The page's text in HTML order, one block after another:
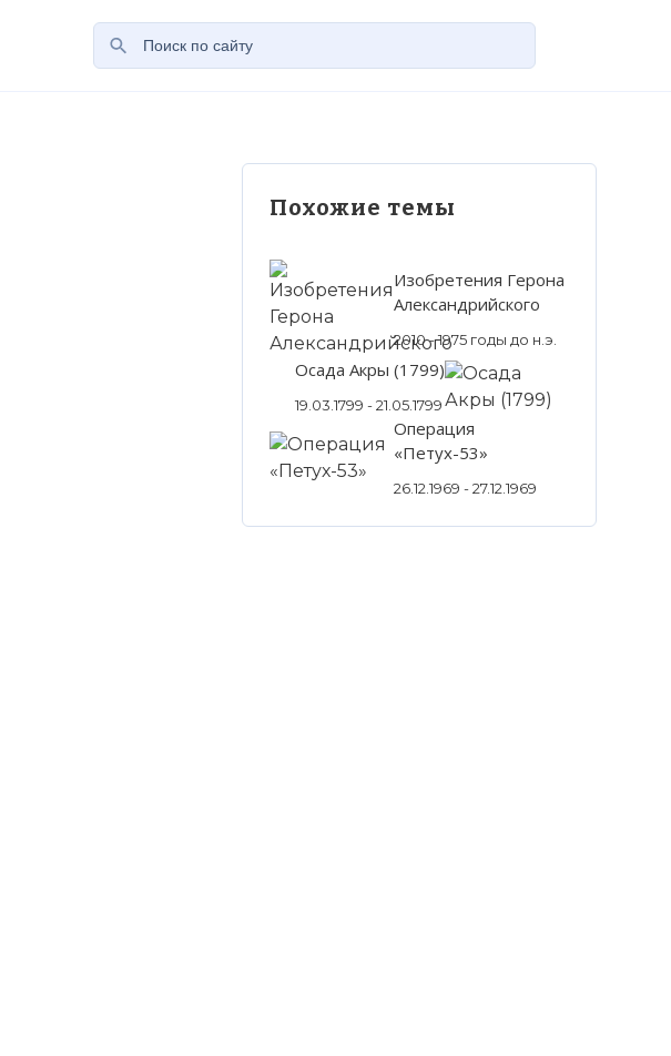
Похожие темы
Изобретения Герона
Александрийского
2010 - 1975 годы до н.э.
Осада Акры (1799)
19.03.1799 - 21.05.1799
Операция
«Петух-53»
26.12.1969 - 27.12.1969